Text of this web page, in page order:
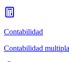
Contabilidad
Contabilidad